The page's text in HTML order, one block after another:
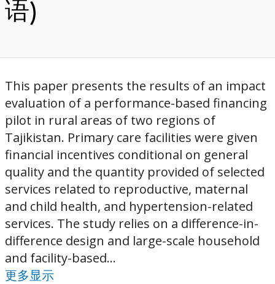
语)
This paper presents the results of an impact
evaluation of a performance-based financing
pilot in rural areas of two regions of
Tajikistan. Primary care facilities were given
financial incentives conditional on general
quality and the quantity provided of selected
services related to reproductive, maternal
and child health, and hypertension-related
services. The study relies on a difference-in-
difference design and large-scale household
and facility-based...
更多显示